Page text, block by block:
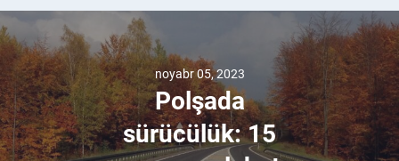
noyabr 05, 2023
Polşada
sürücülük: 15